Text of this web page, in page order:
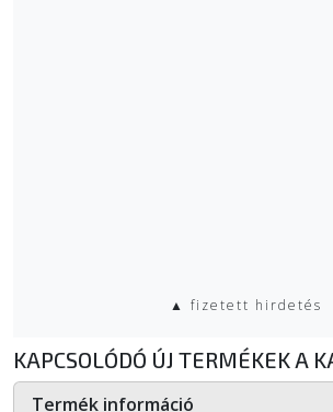
▲ fizetett hirdetés
KAPCSOLÓDÓ ÚJ TERMÉKEK A
Termék információ